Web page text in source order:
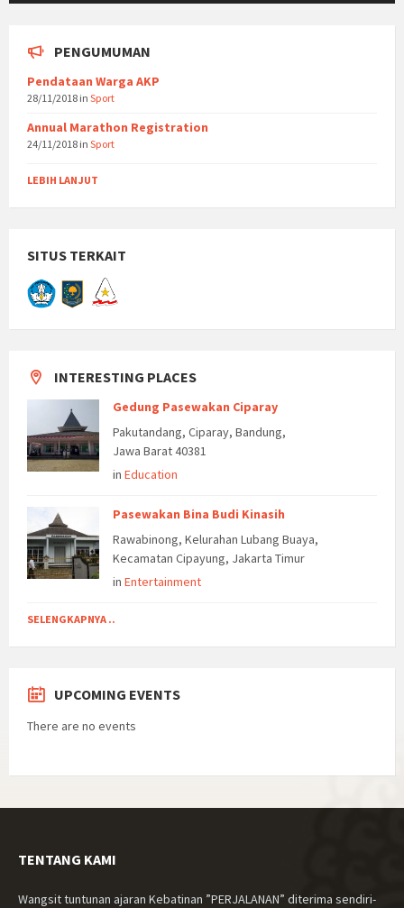
PENGUMUMAN
Pendataan Warga AKP
28/11/2018 in Sport
Annual Marathon Registration
24/11/2018 in Sport
LEBIH LANJUT
SITUS TERKAIT
INTERESTING PLACES
Gedung Pasewakan Ciparay
Pakutandang, Ciparay, Bandung,
Jawa Barat 40381
in Education
Pasewakan Bina Budi Kinasih
Rawabinong, Kelurahan Lubang Buaya,
Kecamatan Cipayung, Jakarta Timur
in Entertainment
SELENGKAPNYA ..
UPCOMING EVENTS
There are no events
TENTANG KAMI
Wangsit tuntunan ajaran Kebatinan ”PERJALANAN” diterima sendiri-